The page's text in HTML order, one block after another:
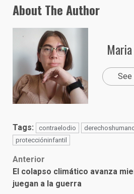
About The Author
See
Tags: contraelodio
proteccióninfantil
Post
navigation
Anterior
El colapso climático avanza
juegan a la guerra